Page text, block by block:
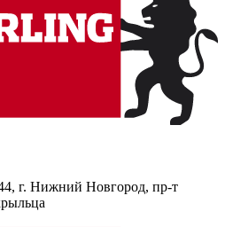
г. Нижний Новгород, пр-т